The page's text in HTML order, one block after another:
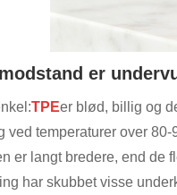
er
TPEer blød, billig og
ved temperaturer over
er langt bredere, end de
har skubbet visse